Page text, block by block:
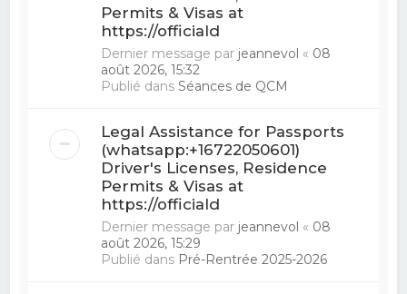
Permits & Visas at
https://officiald
Dernier message par jeannevol « 08
août 2026, 15:32
Publié dansSéances de QCM
Legal Assistance for Passports
(whatsapp:+16722050601)
Driver's Licenses, Residence
Permits & Visas at
https://officiald
Dernier message par jeannevol « 08
août 2026, 15:29
Publié dans Pré-Rentrée 2025-2026